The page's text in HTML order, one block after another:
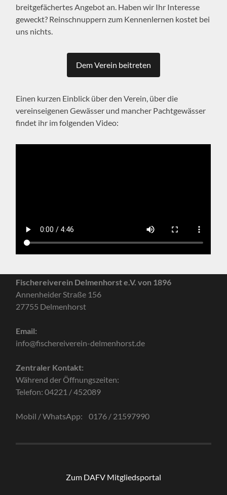
breitgefächertes Angebot an. Haben wir Ihr Interesse
geweckt? Reinschnuppern zum Kennenlernen kostet bei
uns nichts.
Dem Verein beitreten
Einen kurzen Einblick über den Verein, über die
vereinseigenen Gewässer und mancher Pachtgewässer
findet ihr im folgenden Video:
Fischereiverein Delmenhorst e.V. von 1896
Annenheider Straße 156
27755 Delmenhorst
Email:
info@fischereiverein-delmenhorst.de
Zentraler Kontakt:
Während der Öffnungszeiten:
Telefon: 04221 / 452089
Mobil / WhatsApp: 0176 / 21597990
Zum DAFV Mitgliedsportal